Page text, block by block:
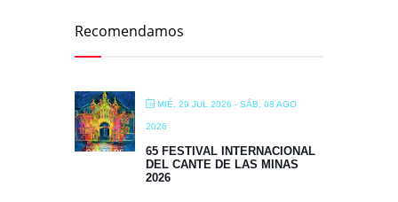
Recomendamos
MIÉ, 29 JUL 2026 - SÁB, 08 AGO
2026
65 FESTIVAL INTERNACIONAL
DEL CANTE DE LAS MINAS
2026